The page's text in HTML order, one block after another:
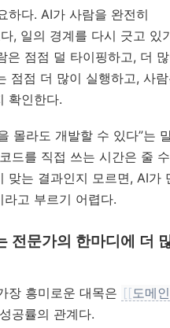
하다. AI가 사람을 완전히
, 일의 경계를 다시 긋고 있
은 점점 덜 타이핑하고, 더
점점 더 많이 실행하고, 사
확인한다.
몰라도 개발할 수 있다”는
드를 직접 쓰는 시간은 줄
맞는 결과인지 모르면, AI가
라고 부르기 어렵다.
전문가의 한마디에 더
장 흥미로운 대목은 [[도메인
공률의 관계다.